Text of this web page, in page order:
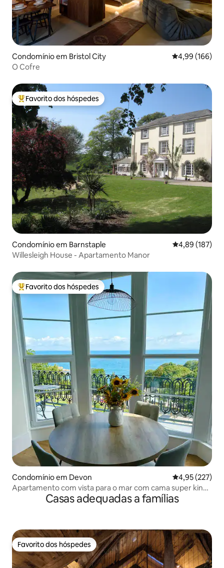
Condomínio em Bristol City Classificação
4,99 (166)
O Cofre
Favoritos dos hóspedes mais apreciados
Favorito dos hóspedes
Condomínio em Barnstaple Classificação
4,89 (187)
Willesleigh House - Apartamento Manor
Favoritos dos hóspedes mais apreciados
Favorito dos hóspedes
Condomínio em Devon Classificação
4,95 (227)
Apartamento com vista para o mar com cama super king
Casas adequadas a famílias
Favorito dos hóspedes
Favorito dos hóspedes